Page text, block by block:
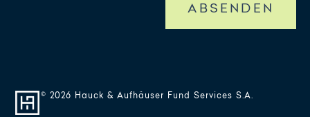
ABSENDEN
© 2026 Hauck & Aufhäuser Fund Services S.A.